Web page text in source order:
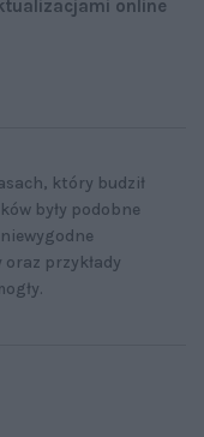
online
który budził
były podobne
przykłady